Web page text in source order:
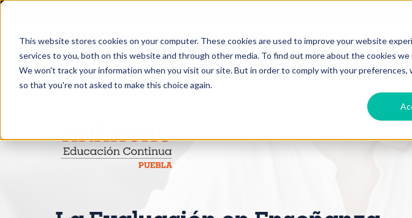
This website stores cookies on your computer. These cookies are used to improve your website
services to you, both on this website and through other media. To find out more about the cookies we
We won't track your information when you visit our site. But in order to comply with your preferences,
so that you're not asked to make this choice again.